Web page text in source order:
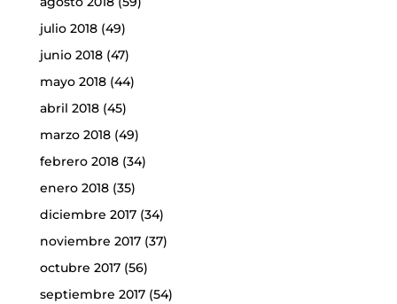
julio 2018(49)
junio 2018(47)
mayo 2018(44)
abril 2018(45)
marzo 2018(49)
febrero 2018(34)
enero 2018(35)
diciembre 2017(34)
noviembre 2017(37)
octubre 2017(56)
septiembre 2017(54)